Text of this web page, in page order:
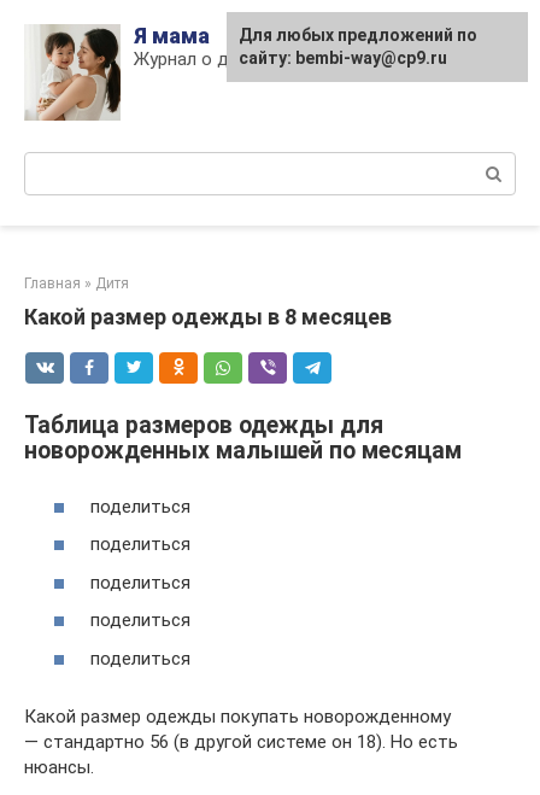
content
Я мама
Журнал о детях и материнстве
Главная » Дитя
Какой размер одежды в 8 месяцев
Таблица размеров одежды для
новорожденных малышей по месяцам
поделиться
поделиться
поделиться
поделиться
поделиться
Какой размер одежды покупать новорожденному
— стандартно 56 (в другой системе он 18). Но есть
нюансы.
Для любых предложений по
сайту: bembi-way@cp9.ru